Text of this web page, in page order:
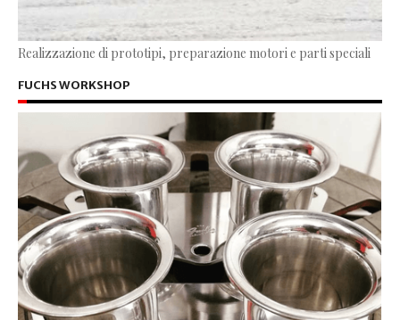
Realizzazione di prototipi, preparazione motori e parti speciali
FUCHS WORKSHOP